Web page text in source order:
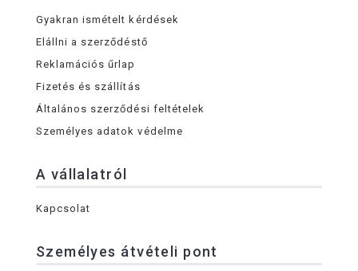
Gyakran ismételt kérdések
Elállni a szerződéstő
Reklamációs űrlap
Fizetés és szállítás
Általános szerződési feltételek
Személyes adatok védelme
A vállalatról
Kapcsolat
Személyes átvételi pont